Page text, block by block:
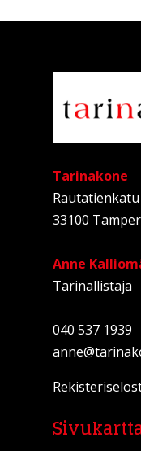
Tarinakone
Rautatienkatu
33100
Anne
Tarinallistaja
040 537 1939